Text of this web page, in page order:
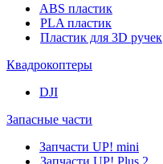
ABS пластик
PLA пластик
Пластик для 3D ручек
Квадрокоптеры
DJI
Запасные части
Запчасти UP! mini
Запчасти UP! Plus 2